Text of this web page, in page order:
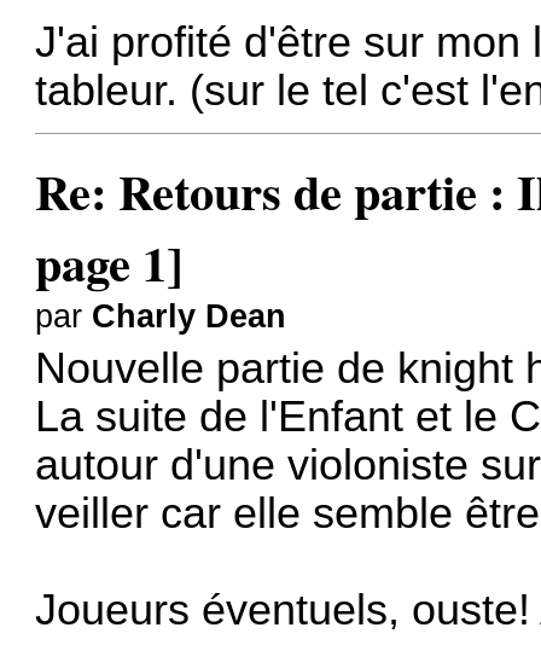
J'ai profité d'être sur
tableur. (sur le tel c'est
Re: Retours de partie :
page 1]
par Charly Dean
Nouvelle partie de knight
La suite de l'Enfant et le
autour d'une violoniste
veiller car elle semble
Joueurs éventuels,